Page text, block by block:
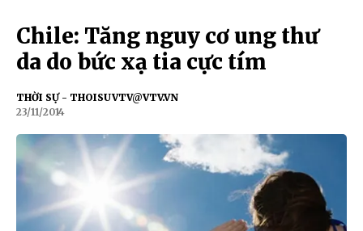
Chile: Tăng nguy cơ ung thư
da do bức xạ tia cực tím
THỜI SỰ - THOISUVTV@VTV.VN
23/11/2014